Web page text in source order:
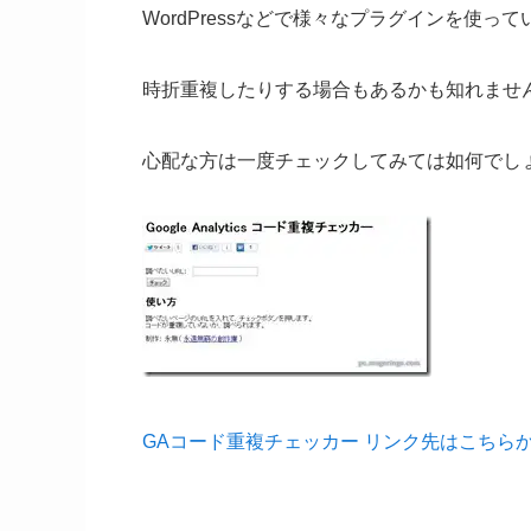
WordPressなどで様々なプラグインを使って
時折重複したりする場合もあるかも知れませ
心配な方は一度チェックしてみては如何でし
GAコード重複チェッカー リンク先はこちら